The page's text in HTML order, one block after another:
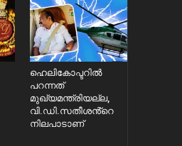
ഹെലികോപ്ടറിൽ
പറന്നത്
മുഖ്യമന്ത്രിയല്ല,
വി.ഡി.സതീശൻ്റെ
നിലപാടാണ്